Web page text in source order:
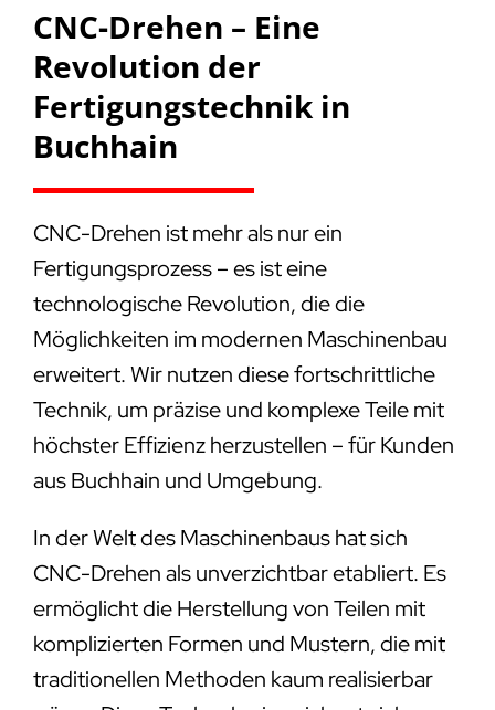
CNC-Drehen – Eine
Revolution der
Fertigungstechnik in
Buchhain
CNC-Drehen ist mehr als nur ein
Fertigungsprozess – es ist eine
technologische Revolution, die die
Möglichkeiten im modernen Maschinenbau
erweitert. Wir nutzen diese fortschrittliche
Technik, um präzise und komplexe Teile mit
höchster Effizienz herzustellen – für Kunden
aus Buchhain und Umgebung.
In der Welt des Maschinenbaus hat sich
CNC-Drehen als unverzichtbar etabliert. Es
ermöglicht die Herstellung von Teilen mit
komplizierten Formen und Mustern, die mit
traditionellen Methoden kaum realisierbar